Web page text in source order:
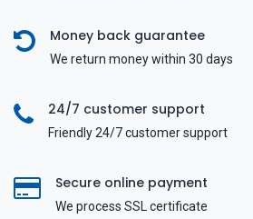
Money back guarantee
We return money within 30 days
24/7 customer support
Friendly 24/7 customer support
Secure online payment
We process SSL сertificate